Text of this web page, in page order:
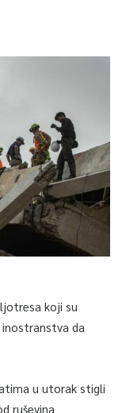
koji su
inostranstva da
u utorak stigli
ruševina